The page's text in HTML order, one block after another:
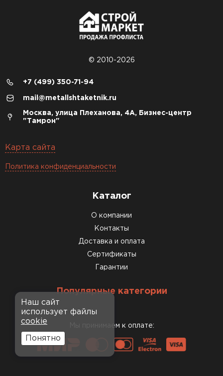
© 2010-2026
+7 (499) 350-71-94
mail@metallshtaketnik.ru
Москва, улица Плеханова, 4А, Бизнес-центр
"Тамрон"
Карта сайта
Политика конфиденциальности
Каталог
О компании
Контакты
Доставка и оплата
Сертификаты
Гарантии
Популярные категории
Мы принимаем к оплате:
Наш сайт
использует файлы
cookie
Понятно